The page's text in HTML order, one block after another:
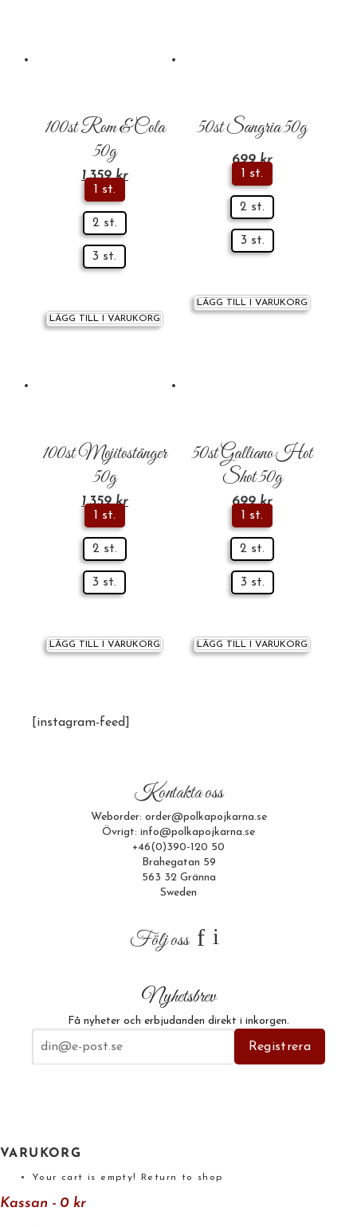
100st Rom & Cola
50g
1,359kr
1 st.
2 st.
3 st.
LÄGG TILL I VARUKORG
50st Sangria 50g
699kr
1 st.
2 st.
3 st.
LÄGG TILL I VARUKORG
100st Mojitostänger
50g
1,359kr
1 st.
2 st.
3 st.
LÄGG TILL I VARUKORG
50st Galliano Hot
Shot 50g
699kr
1 st.
2 st.
3 st.
LÄGG TILL I VARUKORG
[instagram-feed]
Kontakta oss
Weborder: order@polkapojkarna.se
Övrigt: info@polkapojkarna.se
+46(0)390-120 50
Brahegatan 59
563 32 Gränna
Sweden
Följ oss f i
Nyhetsbrev
Få nyheter och erbjudanden direkt i inkorgen.
Registrera
VARUKORG
Your cart is empty! Return to shop
Kassan - 0 kr